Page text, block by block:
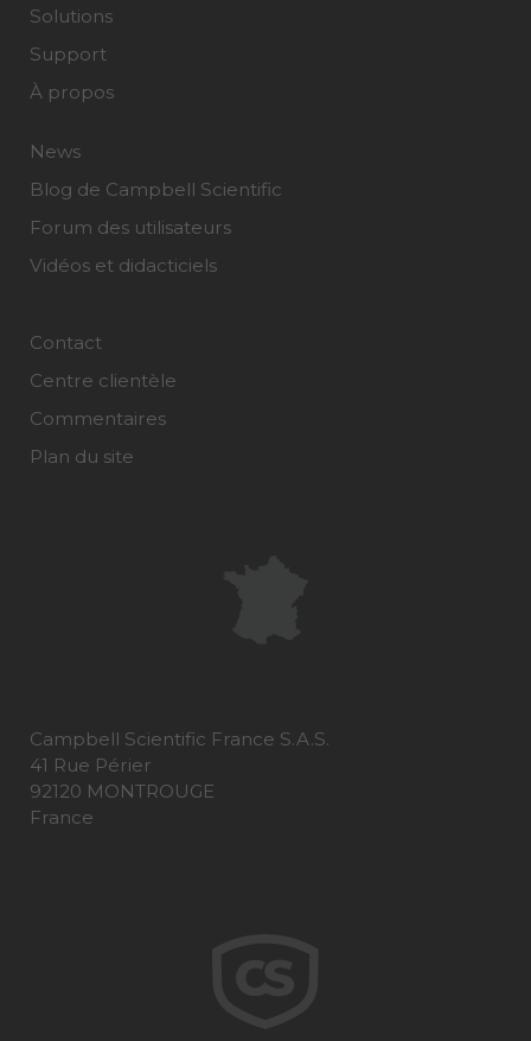
Solutions
Support
À propos
News
Blog de Campbell Scientific
Forum des utilisateurs
Vidéos et didacticiels
Contact
Centre clientèle
Commentaires
Plan du site
Campbell Scientific France S.A.S.
41 Rue Périer
92120 MONTROUGE
France